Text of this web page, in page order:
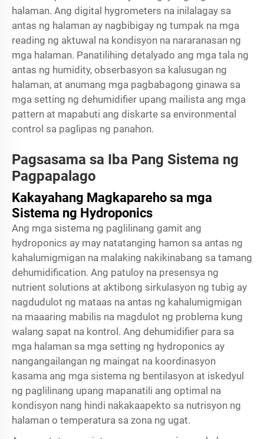
halaman. Ang digital hygrometers na inilalagay sa
antas ng halaman ay nagbibigay ng tumpak na mga
reading ng aktuwal na kondisyon na nararanasan ng
mga halaman. Panatilihing detalyado ang mga tala ng
antas ng humidity, obserbasyon sa kalusugan ng
halaman, at anumang mga pagbabagong ginawa sa
mga setting ng dehumidifier upang mailista ang mga
pattern at mapabuti ang diskarte sa environmental
control sa paglipas ng panahon.
Pagsasama sa Iba Pang Sistema ng
Pagpapalago
Kakayahang Magkapareho sa mga
Sistema ng Hydroponics
Ang mga sistema ng paglilinang gamit ang
hydroponics ay may natatanging hamon sa antas ng
kahalumigmigan na malaking nakikinabang sa tamang
dehumidification. Ang patuloy na presensya ng
nutrient solutions at aktibong sirkulasyon ng tubig ay
nagdudulot ng mataas na antas ng kahalumigmigan
na maaaring mabilis na magdulot ng problema kung
walang sapat na kontrol. Ang dehumidifier para sa
mga halaman sa mga setting ng hydroponics ay
nangangailangan ng maingat na koordinasyon
kasama ang mga sistema ng bentilasyon at iskedyul
ng paglilinang upang mapanatili ang optimal na
kondisyon nang hindi nakakaapekto sa nutrisyon ng
halaman o temperatura sa zona ng ugat.